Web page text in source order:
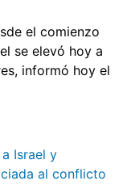
el comienzo
se elevó hoy a
informó hoy el
Israel y
al conflicto